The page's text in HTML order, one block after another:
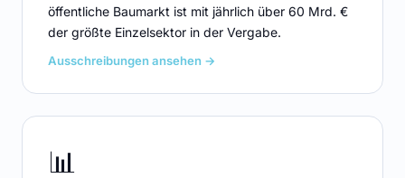
öffentliche Baumarkt ist mit jährlich über 60 Mrd. €
der größte Einzelsektor in der Vergabe.
Ausschreibungen ansehen →
📊